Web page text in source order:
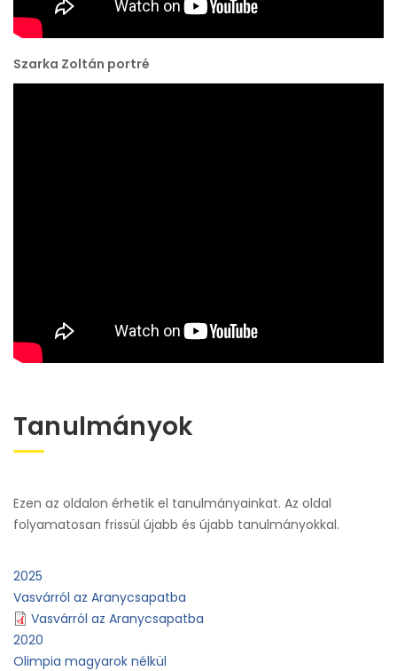
Szarka Zoltán portré
Tanulmányok
Ezen az oldalon érhetik el tanulmányainkat. Az oldal
folyamatosan frissül újabb és újabb tanulmányokkal.
2025
Vasvárról az Aranycsapatba
Vasvárról az Aranycsapatba
2020
Olimpia magyarok nélkül